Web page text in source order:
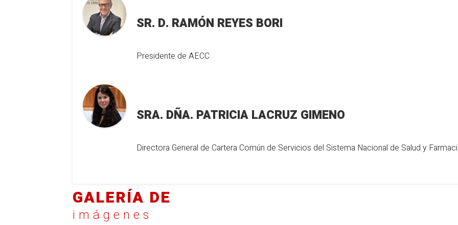
SR. D. RAMÓN REYES BORI
Presidente de AECC
SRA. DÑA. PATRICIA LACRUZ GIMENO
Directora General de Cartera Común de Servicios del Sistema Nacional de Salud y
GALERÍA DE
imágenes